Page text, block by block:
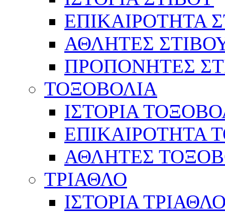
ΕΠΙΚΑΙΡΟΤΗΤΑ
ΑΘΛΗΤΕΣ
ΠΡΟΠΟΝΗΤΕΣ
ΤΟΞΟΒΟΛΙΑ
ΙΣΤΟΡΙΑ
ΕΠΙΚΑΙΡΟΤΗΤΑ
ΑΘΛΗΤΕΣ
ΤΡΙΑΘΛΟ
ΙΣΤΟΡΙΑ